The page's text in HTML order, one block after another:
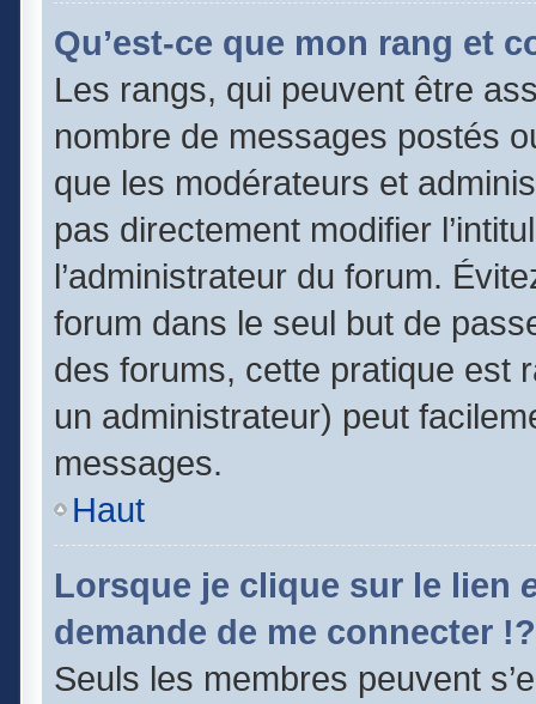
Qu’est-ce que mon rang et
Les rangs, qui peuvent être
nombre de messages postés
que les modérateurs et
pas directement modifier
l’administrateur du forum.
forum dans le seul but de
des forums, cette pratique est
un administrateur) peut
messages.
Haut
Lorsque je clique sur le lien
demande de me connecter !?
Seuls les membres peuvent